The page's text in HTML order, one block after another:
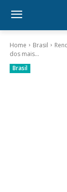
Home Brasil
dos mais...
Brasil